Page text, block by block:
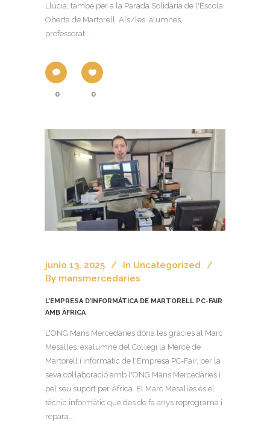
Llúcia; també per a la Parada Solidària de l'Escola
Oberta de Martorell. Als/les alumnes,
professorat...
0 0
junio 13, 2025 In Uncategorized
By mansmercedaries
L’EMPRESA D’INFORMÀTICA DE MARTORELL PC-FAIR
AMB ÀFRICA
L'ONG Mans Mercedàries dóna les gràcies al Marc
Mesalles, exalumne del Col·legi la Mercè de
Martorell i informàtic de l'Empresa PC-Fair, per la
seva col·laboració amb l'ONG Mans Mercedàries i
pel seu suport per Àfrica. El Marc Mesalles és el
tècnic informàtic que des de fa anys reprograma i
repara...